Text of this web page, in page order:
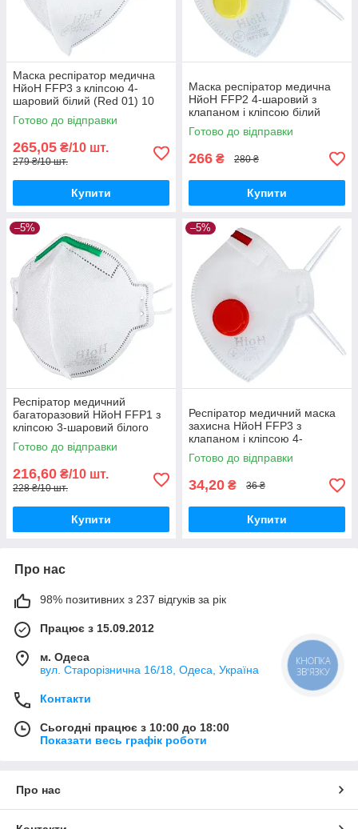
Маска респіратор медична
НйоН FFP3 з кліпсою 4-
шаровий білий (Red 01) 10
шт.
Готово до відправки
265,05 ₴/10 шт.
279 ₴/10 шт.
Купити
Маска респіратор медична
НйоН FFP2 4-шаровий з
клапаном і кліпсою білий
(Yellow valve 01) 10 шт.
Готово до відправки
266 ₴ 280 ₴
Купити
–5%
Респіратор медичний
багаторазовий НйоН FFP1 з
кліпсою 3-шаровий білого
кольору (Green 01) 10 шт.
Готово до відправки
216,60 ₴/10 шт.
228 ₴/10 шт.
Купити
–5%
Респіратор медичний маска
захисна НйоН FFP3 з
клапаном і кліпсою 4-
шаровий білого кольору (Red
valve 01)
Готово до відправки
34,20 ₴ 36 ₴
Купити
Про нас
98% позитивних з 237 відгуків за рік
Працює з 15.09.2012
м. Одеса
вул. Старорізнична 16/18, Одеса, Україна
Контакти
Сьогодні працює з 10:00 до 18:00
Показати весь графік роботи
Про нас
КНОПКА
ЗВ'ЯЗКУ